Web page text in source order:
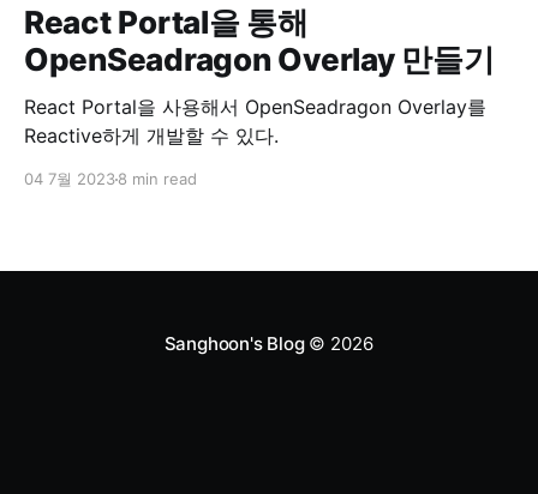
React Portal을 통해
OpenSeadragon Overlay 만들기
React Portal을 사용해서 OpenSeadragon Overlay를
Reactive하게 개발할 수 있다.
04 7월 20238 min read
Sanghoon's Blog© 2026